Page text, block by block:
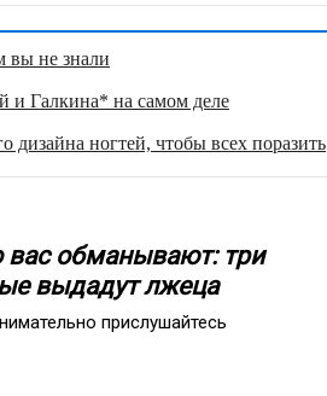
вы не знали
и Галкина* на самом деле
ногтей, чтобы всех поразить
вас обманывают: три
выдадут лжеца
прислушайтесь